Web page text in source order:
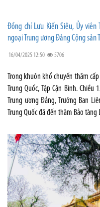
Đồng chí Lưu Kiến Siêu, Ủy viên
ngoại Trung ương Đảng Cộng sản
16/04/2025 12:50 5706
Trong khuôn khổ chuyến thăm
Trung Quốc, Tập Cận Bình.
Trung ương Đảng, Trưởng Ban
Trung Quốc đã đến thăm Bảo tàng